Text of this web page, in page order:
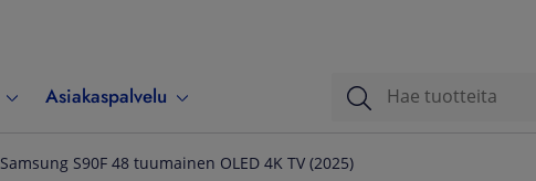
Asiakaspalvelu
Samsung S90F 48 tuumainen OLED 4K TV (2025)